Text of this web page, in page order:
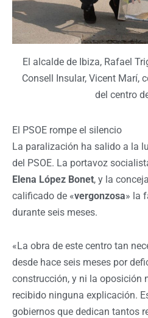
El alcalde de Ibiza, Rafael
Consell Insular, Vicent Marí,
del centro
El PSOE rompe el silencio
La paralización ha salido a la
del PSOE. La portavoz
Elena López Bonet, y la
calificado de «vergonzosa» la
durante seis meses.
«La obra de este centro tan
desde hace seis meses por
construcción, y ni la oposición
recibido ninguna explicación.
gobiernos que dedican tantos